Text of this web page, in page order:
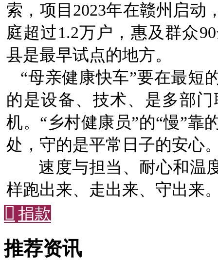
索，项目2023年在赣州启动
庭超过1.2万户，惠及群众
县是最早试点的地方。
“母亲健康快车”要在最短
的是设备、技术、是多部
机。“乡村健康员”的“慢”靠
处，守的是平常日子的安心
速度与担当、耐心和温
样跑出来、走出来、守出来
 捐款
推荐资讯